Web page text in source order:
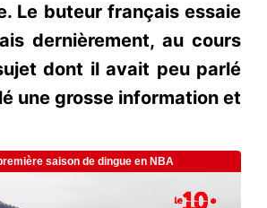
Le buteur français essaie
dernièrement, au cours
dont il avait peu parlé
une grosse information et